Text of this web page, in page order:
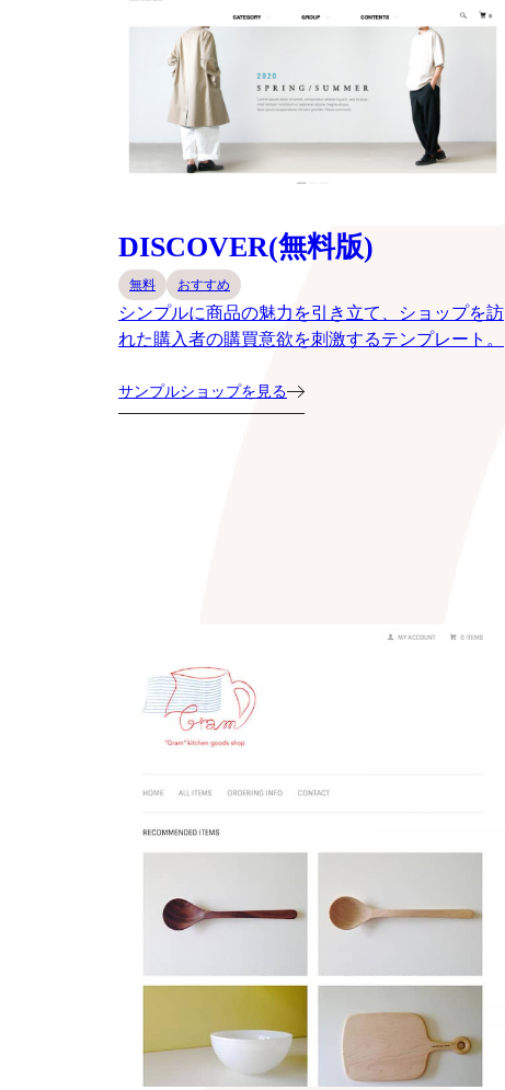
DISCOVER(無料版)
無料 おすすめ
シンプルに商品の魅力を引き立て、ショップを訪
れた購入者の購買意欲を刺激するテンプレート。
サンプルショップを見る